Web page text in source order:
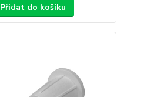
Přidat do košíku